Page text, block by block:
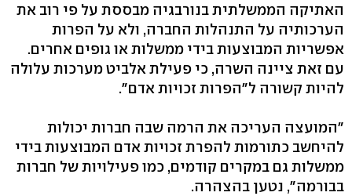
האתיקה הממשלתית בנורבגיה מבססת על פי רוב את
הערכותיה על התנהלות החברה, ולא על הפרות
אפשריות המבוצעות בידי ממשלות או גופים אחרים.
עם זאת ציינה השרה, כי פעילת אלביט מערכות עלולה
להיות קשורה ל"הפרות זכויות אדם".
"המועצה העריכה את הרמה שבה חברות יכולות
להיחשב כתורמות להפרת זכויות אדם המבוצעות בידי
ממשלות גם במקרים קודמים, כמו פעילויות של חברות
בבורמה", נטען בהצהרה.